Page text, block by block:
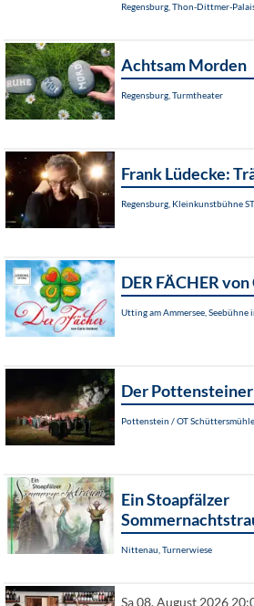
Regensburg, Thon-Dittmer-
Achtsam Morden
Regensburg, Turmtheater
Frank Lüdecke:
Regensburg, Kleinkunstbühne
DER FÄCHER
Utting am Ammersee, Seebühne
Der
Pottenstein / OT
Ein Stoapfälzer
Nittenau, Turnerwiese
Sa 08. August 2026